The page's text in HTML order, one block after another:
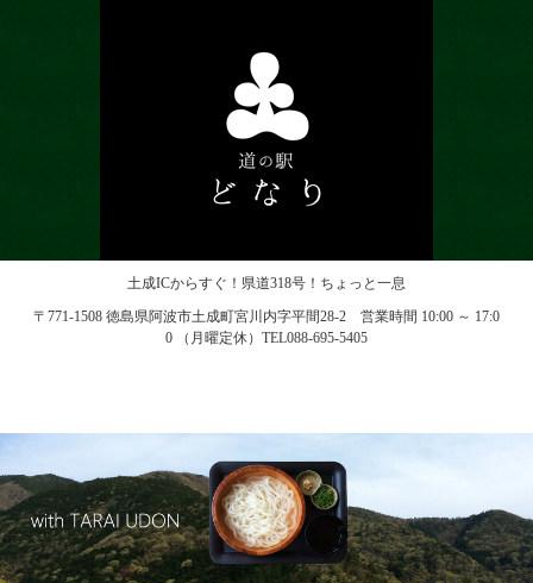
土成ICからすぐ！県道318号！ちょっと一息
〒771-1508 徳島県阿波市土成町宮川内字平間28-2 営業時間 10:00 ～ 17:0
0 （月曜定休）TEL088-695-5405